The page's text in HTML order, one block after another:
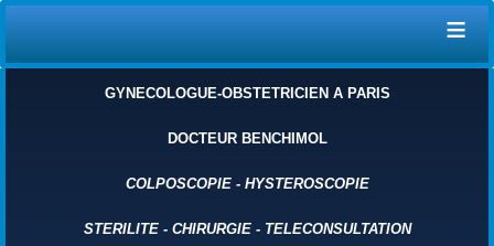
≡
GYNECOLOGUE-OBSTETRICIEN A PARIS
DOCTEUR BENCHIMOL
COLPOSCOPIE- HYSTEROSCOPIE
STERILITE- CHIRURGIE- TELECONSULTATION